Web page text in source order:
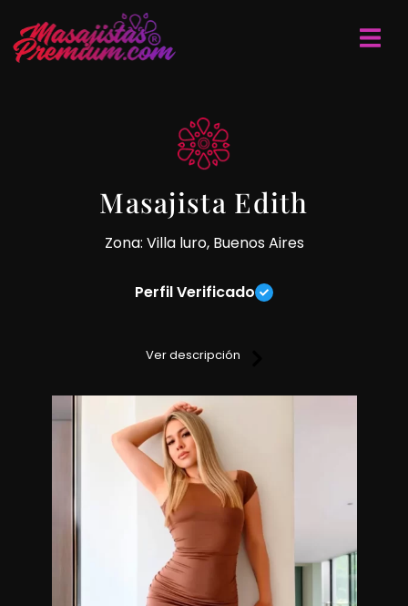
Masajista Edith
Zona: Villa luro, Buenos Aires
Perfil Verificado
descontracturantes, relajantes y sedativos.
confort y sobre todo discreto.
Ver descripción